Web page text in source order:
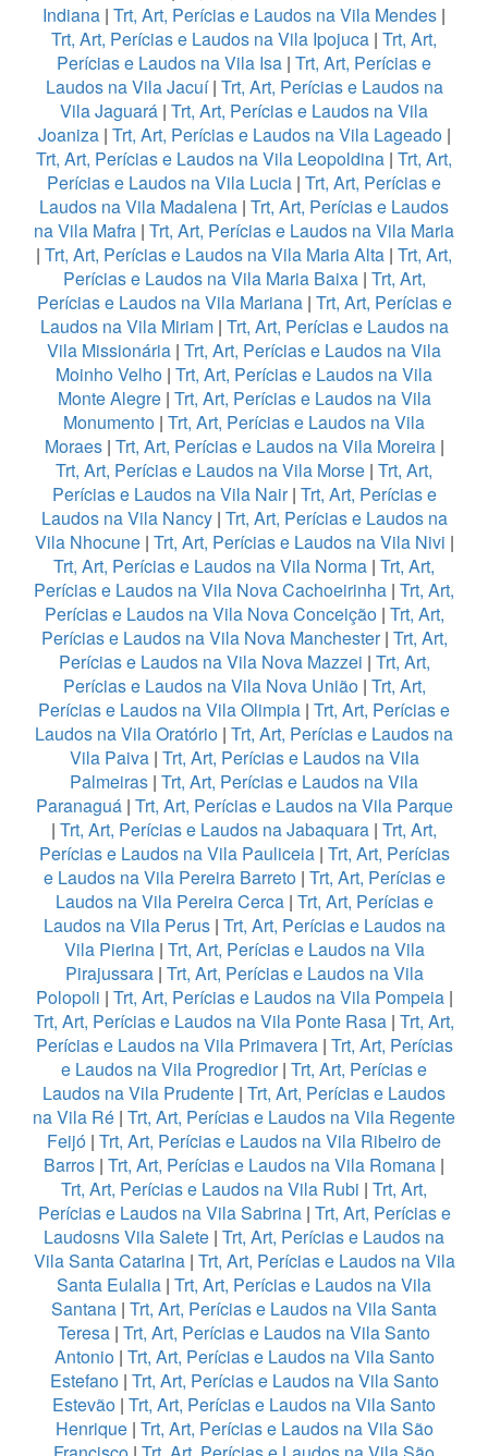
Indiana | Trt, Art, Perícias e Laudos na Vila Mendes |
Trt, Art, Perícias e Laudos na Vila Ipojuca | Trt, Art,
Perícias e Laudos na Vila Isa | Trt, Art, Perícias e
Laudos na Vila Jacuí| Trt, Art, Perícias e Laudos na
Vila Jaguará | Trt, Art, Perícias e Laudos na Vila
Joaniza| Trt, Art, Perícias e Laudos na Vila Lageado|
Trt, Art, Perícias e Laudos na Vila Leopoldina | Trt, Art,
Perícias e Laudos na Vila Lucia | Trt, Art, Perícias e
Laudos na Vila Madalena | Trt, Art, Perícias e Laudos
na Vila Mafra | Trt, Art, Perícias e Laudos na Vila Maria
| Trt, Art, Perícias e Laudos na Vila Maria Alta | Trt, Art,
Perícias e Laudos na Vila Maria Baixa| Trt, Art,
Perícias e Laudos na Vila Mariana| Trt, Art, Perícias e
Laudos na Vila Miriam| Trt, Art, Perícias e Laudos na
Vila Missionária | Trt, Art, Perícias e Laudos na Vila
Moinho Velho | Trt, Art, Perícias e Laudos na Vila
Monte Alegre| Trt, Art, Perícias e Laudos na Vila
Monumento | Trt, Art, Perícias e Laudos na Vila
Moraes| Trt, Art, Perícias e Laudos na Vila Moreira|
Trt, Art, Perícias e Laudos na Vila Morse | Trt, Art,
Perícias e Laudos na Vila Nair| Trt, Art, Perícias e
Laudos na Vila Nancy| Trt, Art, Perícias e Laudos na
Vila Nhocune| Trt, Art, Perícias e Laudos na Vila Nivi |
Trt, Art, Perícias e Laudos na Vila Norma | Trt, Art,
Perícias e Laudos na Vila Nova Cachoeirinha | Trt, Art,
Perícias e Laudos na Vila Nova Conceição| Trt, Art,
Perícias e Laudos na Vila Nova Manchester| Trt, Art,
Perícias e Laudos na Vila Nova Mazzei | Trt, Art,
Perícias e Laudos na Vila Nova União| Trt, Art,
Perícias e Laudos na Vila Olimpia | Trt, Art, Perícias e
Laudos na Vila Oratório | Trt, Art, Perícias e Laudos na
Vila Paiva| Trt, Art, Perícias e Laudos na Vila
Palmeiras | Trt, Art, Perícias e Laudos na Vila
Paranaguá| Trt, Art, Perícias e Laudos na Vila Parque
| Trt, Art, Perícias e Laudos na Jabaquara | Trt, Art,
Perícias e Laudos na Vila Pauliceia| Trt, Art, Perícias
e Laudos na Vila Pereira Barreto| Trt, Art, Perícias e
Laudos na Vila Pereira Cerca| Trt, Art, Perícias e
Laudos na Vila Perus| Trt, Art, Perícias e Laudos na
Vila Pierina| Trt, Art, Perícias e Laudos na Vila
Pirajussara| Trt, Art, Perícias e Laudos na Vila
Polopoli | Trt, Art, Perícias e Laudos na Vila Pompeia|
Trt, Art, Perícias e Laudos na Vila Ponte Rasa | Trt, Art,
Perícias e Laudos na Vila Primavera| Trt, Art, Perícias
e Laudos na Vila Progredior| Trt, Art, Perícias e
Laudos na Vila Prudente | Trt, Art, Perícias e Laudos
na Vila Ré | Trt, Art, Perícias e Laudos na Vila Regente
Feijó | Trt, Art, Perícias e Laudos na Vila Ribeiro de
Barros | Trt, Art, Perícias e Laudos na Vila Romana |
Trt, Art, Perícias e Laudos na Vila Rubi | Trt, Art,
Perícias e Laudos na Vila Sabrina| Trt, Art, Perícias e
Laudosns Vila Salete | Trt, Art, Perícias e Laudos na
Vila Santa Catarina| Trt, Art, Perícias e Laudos na Vila
Santa Eulalia | Trt, Art, Perícias e Laudos na Vila
Santana | Trt, Art, Perícias e Laudos na Vila Santa
Teresa | Trt, Art, Perícias e Laudos na Vila Santo
Antonio| Trt, Art, Perícias e Laudos na Vila Santo
Estefano| Trt, Art, Perícias e Laudos na Vila Santo
Estevão | Trt, Art, Perícias e Laudos na Vila Santo
Henrique| Trt, Art, Perícias e Laudos na Vila São